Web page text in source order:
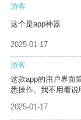
游客
这个是app神器
2025-01-17
游客
这款app的用户界面
悉操作。我不用看说
2025-01-17